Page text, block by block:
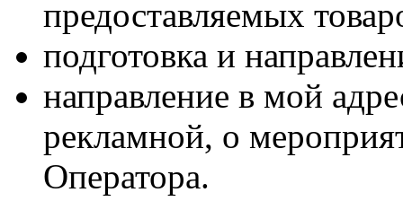
предоставляемых
подготовка и
направление в мой
рекламной, о
Оператора.